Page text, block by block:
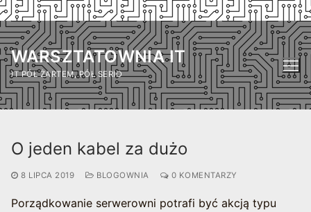
Przejdź
do
treści
WARSZTATOWNIA IT
IT PÓŁ ŻARTEM, PÓŁ SERIO
O jeden kabel za dużo
8 LIPCA 2019 BLOGOWNIA 0 KOMENTARZY
Porządkowanie serwerowni potrafi być akcją typu